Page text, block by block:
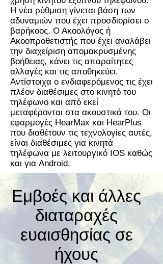
Η νέα ρύθμιση γίνεται βάση των
αδυναμιών που έχει προσδιορίσει ο
βαρήκοος. Ο Ακοολόγος ή
Ακοοπροθετιστής που έχει αναλάβει
την διαχείριση απομακρυσμένης
βοήθειας, κάνει τις απαραίτητες
αλλαγές και τις αποθηκεύει.
Αντίστοιχα ο ενδιαφερόμενος τις έχει
πλέον διαθέσιμες στο κινητό του
τηλέφωνο και από εκεί
μεταφέρονται στα ακουστικά του. Οι
εφαρμογές HearMax και HearPlus
που διαθέτουν τις τεχνολογίες αυτές,
είναι διαθέσιμες για κινητά
τηλέφωνα με λειτουργικό IOS καθώς
και για Android.
Εμβοές και άλλες
διαταραχές
ευαισθησίας σε
ήχους